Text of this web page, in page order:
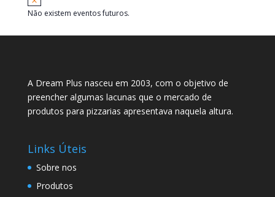
Não existem eventos futuros.
A Dream Plus nasceu em 2003, com o objetivo de
preencher algumas lacunas que o mercado de
produtos para pizzarias apresentava naquela altura.
Links Úteis
Sobre nos
Produtos